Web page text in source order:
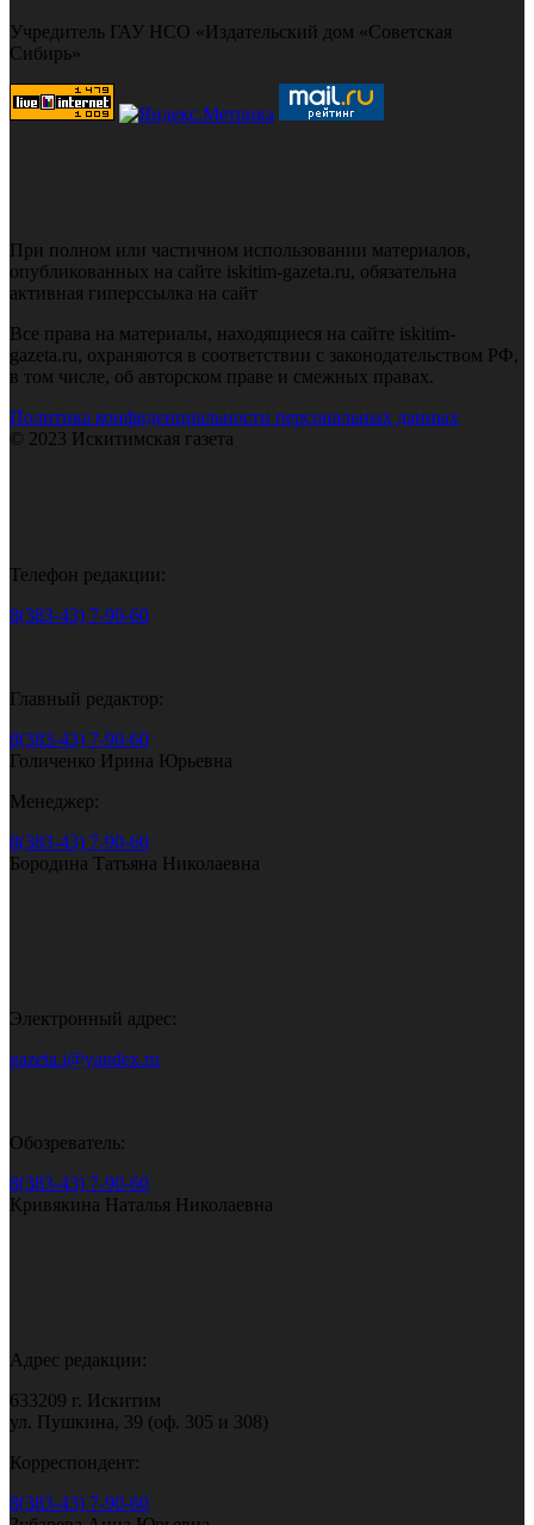
Учредитель ГАУ НСО «Издательский дом «Советская
Сибирь»
При полном или частичном использовании материалов,
опубликованных на сайте iskitim-gazeta.ru, обязательна
активная гиперссылка на сайт
Все права на материалы, находящиеся на сайте iskitim-
gazeta.ru, охраняются в соответствии с законодательством РФ,
в том числе, об авторском праве и смежных правах.
Политика конфиденциальности персональных данных
© 2023 Искитимская газета
Телефон редакции:
8(383-43) 7-90-60
Главный редактор:
8(383-43) 7-90-60
Голиченко Ирина Юрьевна
Менеджер:
8(383-43) 7-90-60
Бородина Татьяна Николаевна
Электронный адрес:
gazeta.i@yandex.ru
Обозреватель:
8(383-43) 7-90-60
Кривякина Наталья Николаевна
Адрес редакции:
633209 г. Искитим
ул. Пушкина, 39 (оф. 305 и 308)
Корреспондент:
8(383-43) 7-90-60